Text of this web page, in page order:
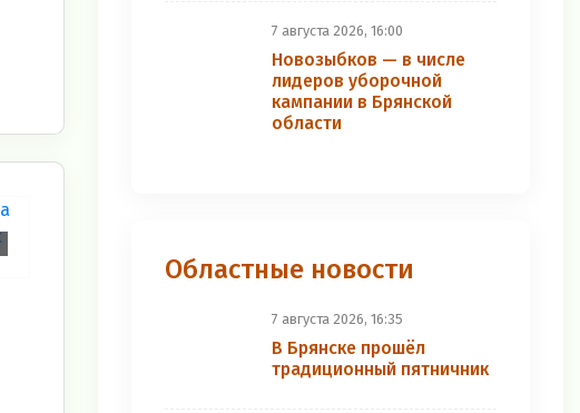
7 августа 2026, 16:00
Новозыбков — в числе
лидеров уборочной
кампании в Брянской
области
Областные новости
7 августа 2026, 16:35
В Брянске прошёл
традиционный пятничник